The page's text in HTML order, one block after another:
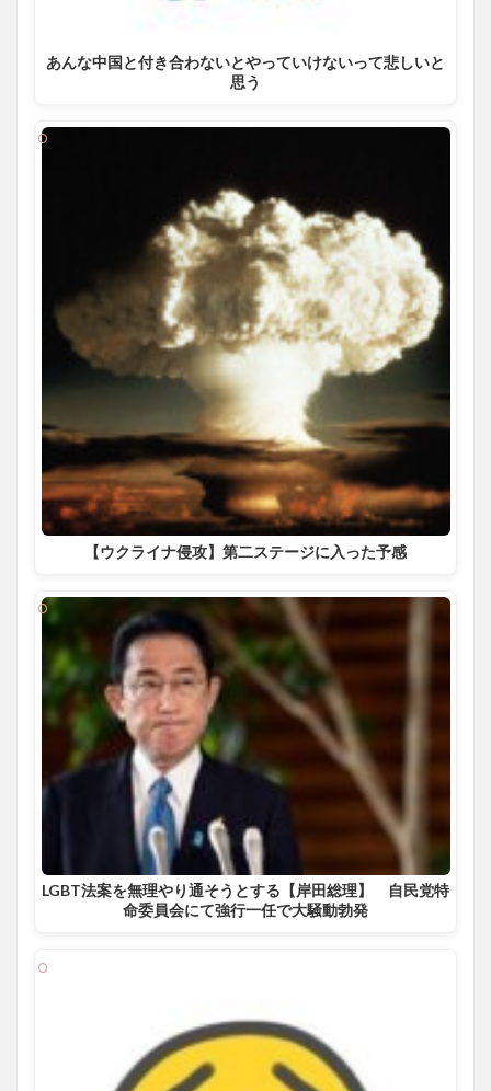
あんな中国と付き合わないとやっていけないって悲しいと
思う
【ウクライナ侵攻】第二ステージに入った予感
LGBT法案を無理やり通そうとする【岸田総理】 自民党特
命委員会にて強行一任で大騒動勃発